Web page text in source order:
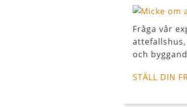
Fråga vår
och
STÄLL DIN